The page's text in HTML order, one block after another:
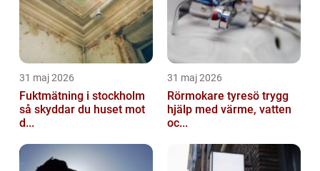
31 maj 2026
Fuktmätning i stockholm
så skyddar du huset mot
d...
31 maj 2026
Rörmokare tyresö trygg
hjälp med värme, vatten
oc...